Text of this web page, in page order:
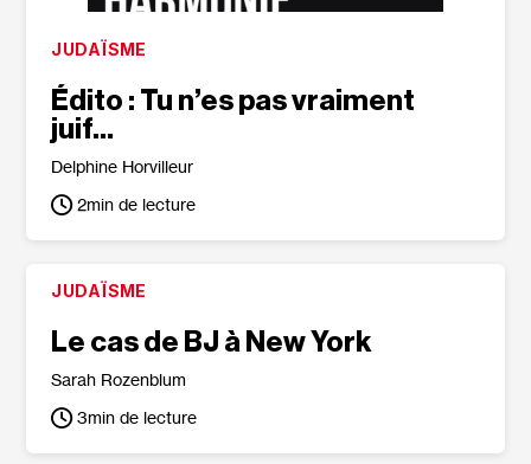
JUDAÏSME
Édito : Tu n’es pas vraiment
juif…
Delphine Horvilleur
2min de lecture
JUDAÏSME
Le cas de BJ à New York
Sarah Rozenblum
3min de lecture